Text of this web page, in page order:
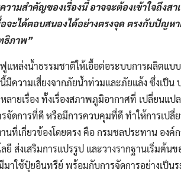
วามสำคัญ​ของเรื่องนี้ อาจจะต้อง​เข้าใจถึงส
จะได้ตอบสนองได้อย่างตรงจุด ตรงกับปัญหา
ธิภาพ​”
แหล่งน้ำธรรมชาติ​ให้เอื้อต่อระบบการผลิตแบ
ความเสี่ยง​จากภัยน้ำท่วมและภัยแล้ง​ ซึ่งเป็น
ยเรื่อง​ ทั้งเรื่องสภาพภูมิอากาศ​ที่ เปลี่ยนแป
จัดการที่ดี​ หรือมีการควบคุมที่ดี​ ทำให้การเปลี่
ที่เกี่ยวข้อง​โดยตรง​ คือ กรมชลประทาน​ องค์
ส่งเสริมการแปรรูป​ และวางรากฐานเริ่มต้น
าใช้ปุ๋ยอินทรีย์​ พร้อมกับการจัดการอย่างเป็น